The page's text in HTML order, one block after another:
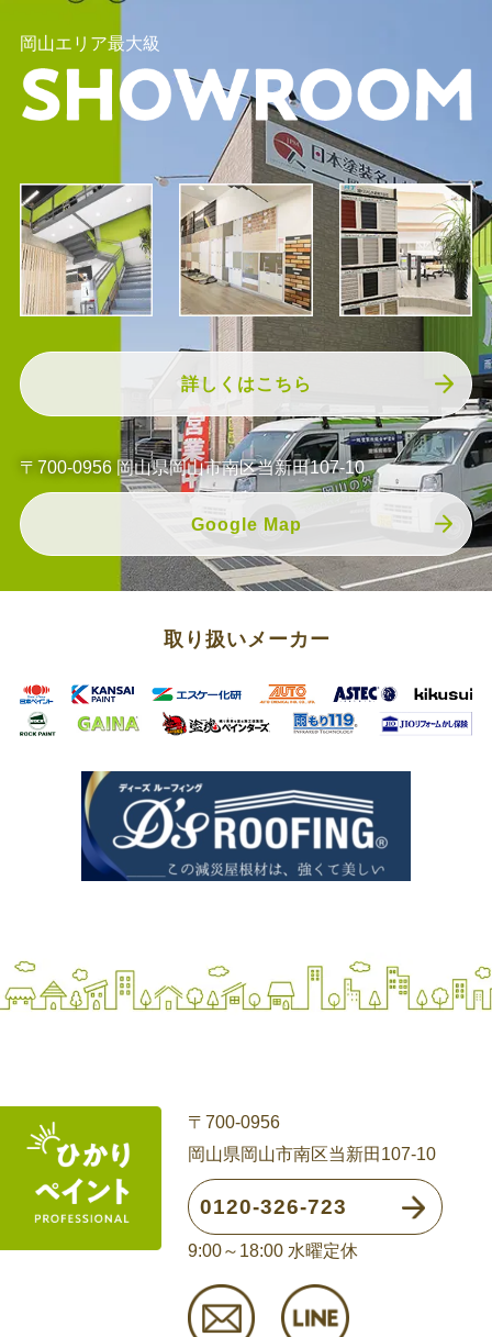
岡山エリア最大級
詳しくはこちら
〒700-0956 岡山県岡山市南区当新田107-10
Google Map
取り扱いメーカー
〒700-0956
岡山県岡山市南区当新田107-10
0120-326-723
9:00～18:00 水曜定休